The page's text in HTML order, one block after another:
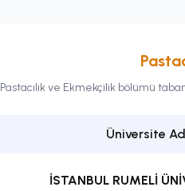
Pastacılık ve Ekmekçilikbölümü taban
Üniversite
İSTANBUL RUMELİ